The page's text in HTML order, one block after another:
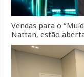
Vendas para o
Nattan, estão